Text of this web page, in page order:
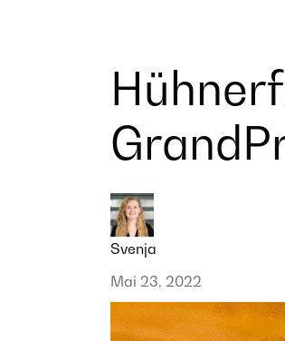
Svenja
Mai 23, 2022